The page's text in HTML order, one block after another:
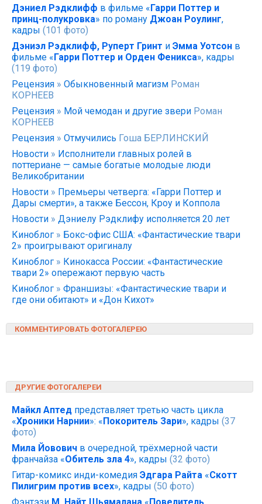
Дэниел Рэдклифф в фильме «Гарри Поттер и
принц-полукровка» по роману Джоан Роулинг,
кадры (101 фото)
Дэниэл Рэдклифф, Руперт Гринт и Эмма Уотсон в
фильме «Гарри Поттер и Орден Феникса», кадры
(119 фото)
Рецензия » Обыкновенный магизм Роман
КОРНЕЕВ
Рецензия » Мой чемодан и другие звери Роман
КОРНЕЕВ
Рецензия » Отмучились Гоша БЕРЛИНСКИЙ
Новости » Исполнители главных ролей в
поттериане — самые богатые молодые люди
Великобритании
Новости » Премьеры четверга: «Гарри Поттер и
Дары смерти», а также Бессон, Кроу и Коппола
Новости » Дэниелу Рэдклифу исполняется 20 лет
Киноблог » Бокс-офис США: «Фантастические твари
2» проигрывают оригиналу
Киноблог » Кинокасса России: «Фантастические
твари 2» опережают первую часть
Киноблог » Франшизы: «Фантастические твари и
где они обитают» и «Дон Кихот»
КОММЕНТИРОВАТЬ ФОТОГАЛЕРЕЮ
ДРУГИЕ ФОТОГАЛЕРЕИ
Майкл Аптед представляет третью часть цикла
«Хроники Нарнии»: «Покоритель Зари», кадры (37
фото)
Мила Йовович в очередной, трёхмерной части
франчайза «Обитель зла 4», кадры (32 фото)
Гитар-комикс инди-комедия Эдгара Райта «Скотт
Пилигрим против всех», кадры (50 фото)